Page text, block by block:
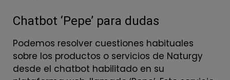
Chatbot ‘Pepe’ para dudas
Podemos resolver cuestiones habituales
sobre los productos o servicios de Naturgy
desde el chatbot habilitado en su